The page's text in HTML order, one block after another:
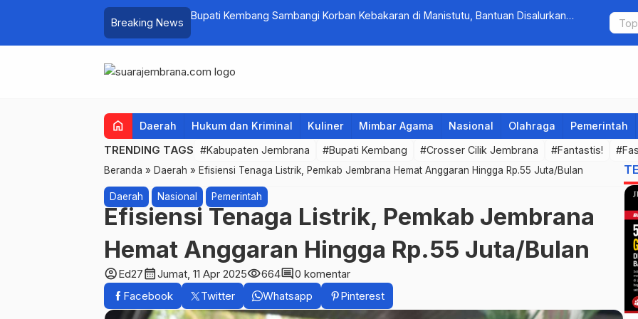
Breaking News
Bupati Kembang Sambangi Korban Kebakaran di Manistutu, Bantuan Disalurkan
Tim
home Daerah Hukum dan Kriminal Kuliner Mimbar Agama Nasional Olahraga Pemerintah
TRENDING TAGS #Kabupaten Jembrana #Bupati Kembang #Crosser Cilik Jembrana #Fantastis!
Beranda » Daerah » Efisiensi Tenaga Listrik, Pemkab Jembrana Hemat Anggaran Hingga Rp.55 Juta/Bulan
Daerah Nasional Pemerintah
Efisiensi Tenaga Listrik, Pemkab Jembrana
Hemat Anggaran Hingga Rp.55 Juta/Bulan
account_circleEd27calendar_monthJumat, 11 Apr 2025visibility664comment0 komentar
Facebook
Twitter Whatsapp Pinterest